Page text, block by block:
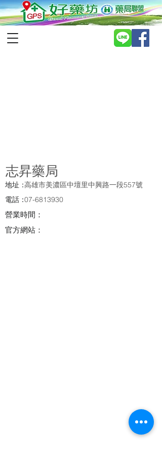
志昇藥局
地址：高雄市美濃區中壇里中興路一段557號
電話：07-6813930
營業時間：
官方網站：